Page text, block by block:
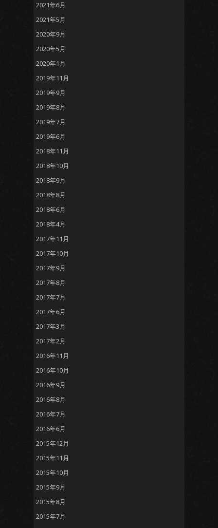
2021年6月
2021年5月
2020年9月
2020年5月
2020年1月
2019年11月
2019年9月
2019年8月
2019年7月
2019年6月
2018年11月
2018年10月
2018年9月
2018年8月
2018年6月
2018年4月
2017年11月
2017年10月
2017年9月
2017年8月
2017年7月
2017年6月
2017年3月
2017年2月
2016年11月
2016年10月
2016年9月
2016年8月
2016年7月
2016年6月
2015年12月
2015年11月
2015年10月
2015年9月
2015年8月
2015年7月